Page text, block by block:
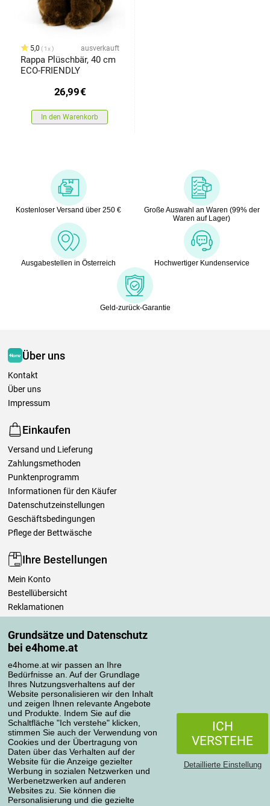
Grundsätze und Datenschutz
bei e4home.at
e4home.at wir passen an Ihre
Bedürfnisse an. Auf der Grundlage
Ihres Nutzungsverhaltens auf der
Website personalisieren wir den Inhalt
und zeigen Ihnen relevante Angebote
und Produkte. Indem Sie auf die
Schaltfläche "Ich verstehe" klicken,
stimmen Sie auch der Verwendung von
Cookies und der Übertragung von
Daten über das Verhalten auf der
Website für die Anzeige gezielter
Werbung in sozialen Netzwerken und
Werbenetzwerken auf anderen
Websites zu. Sie können die
Personalisierung und die gezielte
ICH
VERSTEHE
Detaillierte Einstellung
5,0 1x ausverkauft
Rappa Plüschbär, 40 cm
ECO-FRIENDLY
26,99€
In den Warenkorb
Kostenloser Versand über 250 €
Große Auswahl an Waren (99% der
Waren auf Lager)
Ausgabestellen in Österreich Hochwertiger Kundenservice
Geld-zurück-Garantie
Über uns
Kontakt
Über uns
Impressum
Einkaufen
Versand und Lieferung
Zahlungsmethoden
Punktenprogramm
Informationen für den Käufer
Datenschutzeinstellungen
Geschäftsbedingungen
Pflege der Bettwäsche
Ihre Bestellungen
Mein Konto
Bestellübersicht
Reklamationen
Einfach mehr wissen
Richtlinien zur Verarbeitung von Bewertungen
Transportarten
Zahlungsmethoden